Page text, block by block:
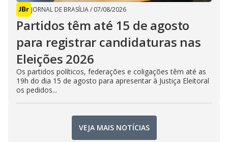
JORNAL DE BRASÍLIA/ 07/08/2026
Partidos têm até 15 de agosto
para registrar candidaturas nas
Eleições 2026
Os partidos políticos, federações e coligações têm até as
19h do dia 15 de agosto para apresentar à Justiça Eleitoral
os pedidos...
VEJA MAIS NOTÍCIAS